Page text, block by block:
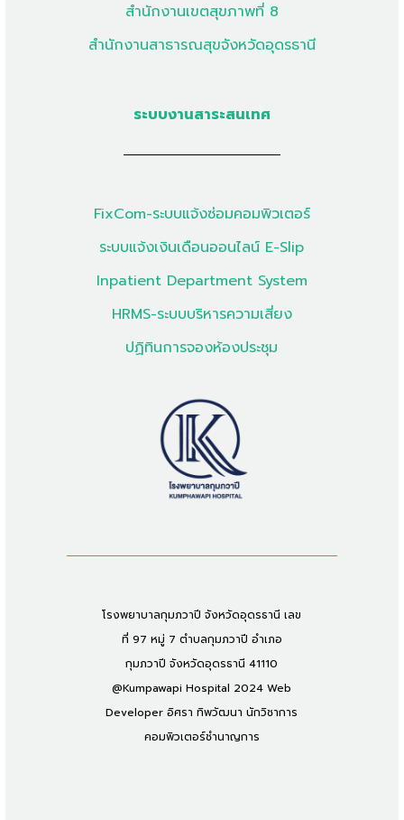
สำนักงานเขตสุขภาพที่ 8
สำนักงานสาธารณสุขจังหวัดอุดรธานี
ระบบงานสาระสนเทศ
FixCom-ระบบแจ้งซ่อมคอมพิวเตอร์
ระบบแจ้งเงินเดือนออนไลน์ E-Slip
Inpatient Department System
HRMS-ระบบบริหารความเสี่ยง
ปฏิทินการจองห้องประชุม
โรงพยาบาลกุมภวาปี จังหวัดอุดรธานี เลข
ที่ 97 หมู่ 7 ตำบลกุมภวาปี อำเภอ
กุมภวาปี จังหวัดอุดรธานี 41110
@Kumpawapi Hospital 2024 Web
Developer อิศรา ทิพวัฒนา นักวิชาการ
คอมพิวเตอร์ชำนาญการ